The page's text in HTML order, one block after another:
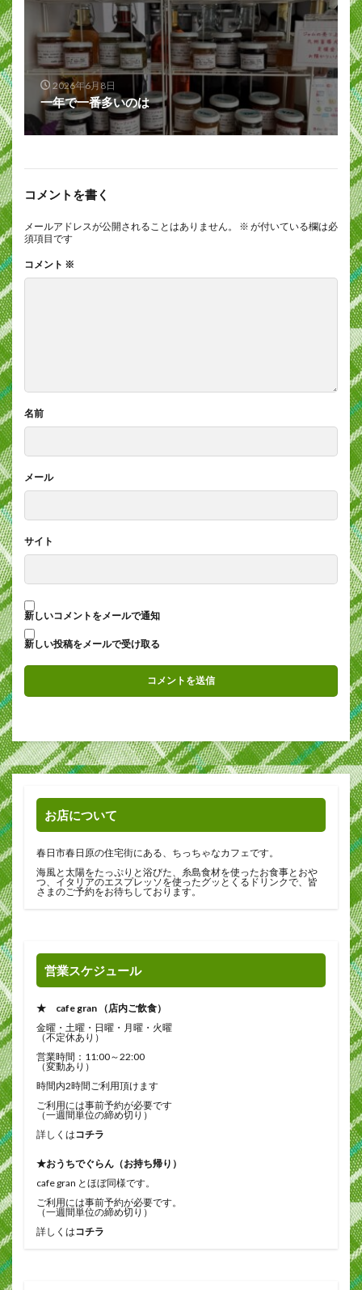
2026年6月8日
一年で一番多いのは
コメントを書く
メールアドレスが公開されることはありません。 ※ が付いている欄は必
須項目です
コメント ※
名前
メール
サイト
新しいコメントをメールで通知
新しい投稿をメールで受け取る
お店について
春日市春日原の住宅街にある、ちっちゃなカフェです。
海風と太陽をたっぷりと浴びた、糸島食材を使ったお食事とおや
つ、イタリアのエスプレッソを使ったグッとくるドリンクで、皆
さまのご予約をお待ちしております。
営業スケジュール
★ cafe gran （店内ご飲食）
金曜・土曜・日曜・月曜・火曜
（不定休あり）
営業時間：11:00～22:00
（変動あり）
時間内2時間ご利用頂けます
ご利用には事前予約が必要です
（一週間単位の締め切り）
詳しくはコチラ
★おうちでぐらん（お持ち帰り）
cafe gran とほぼ同様です。
ご利用には事前予約が必要です。
（一週間単位の締め切り）
詳しくはコチラ